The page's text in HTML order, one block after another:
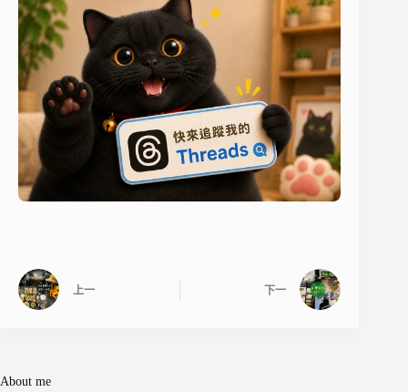
上一 下一
About me